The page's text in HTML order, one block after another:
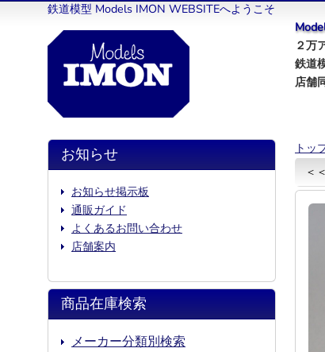
鉄道模型 Models IMON WEBSITEへようこそ
２万
鉄道
店舗
トッ
＜＜
お知らせ
お知らせ掲示板
通販ガイド
よくあるお問い合わせ
店舗案内
商品在庫検索
メーカー分類別検索